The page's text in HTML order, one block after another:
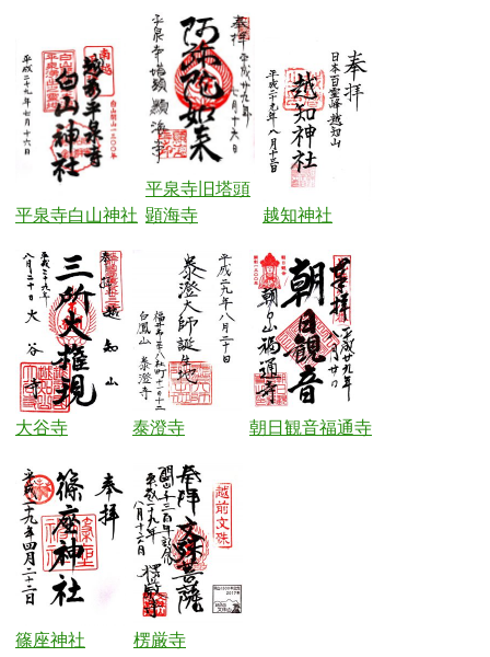
平泉寺白山神社
平泉寺旧塔頭
顕海寺
越知神社
大谷寺 泰澄寺 朝日観音福通寺
篠座神社
楞厳寺